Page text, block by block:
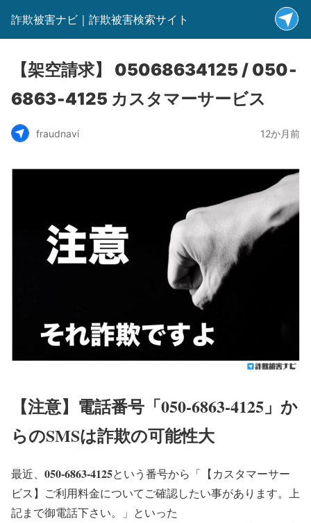
詐欺被害ナビ｜詐欺被害検索サイト
【架空請求】 05068634125 / 050‐
6863‐4125 カスタマーサービス
fraudnavi 12か月前
【注意】電話番号「050-6863-4125」か
らのSMSは詐欺の可能性大
最近、 050-6863-4125という番号から「【カスタマーサー
ビス】ご利用料金についてご確認したい事があります。上
記まで御電話下さい。」といった